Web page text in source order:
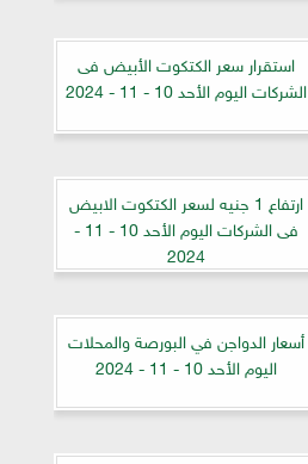
استقرار سعر الكتكوت الأبيض فى
الشركات اليوم الأحد 10 - 11 - 2024
ارتفاع 1 جنيه لسعر الكتكوت الابيض
فى الشركات اليوم الأحد 10 - 11 -
2024
أسعار الدواجن في البورصة والمحلات
اليوم الأحد 10 - 11 - 2024